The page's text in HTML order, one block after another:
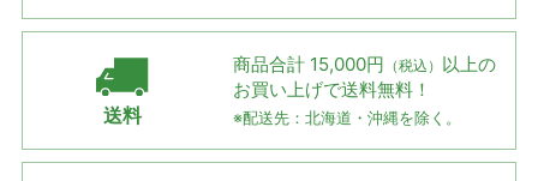
送料
商品合計 15,000円 （税込） 以上の
お買い上げで送料無料！
※配送先：北海道・沖縄を除く。